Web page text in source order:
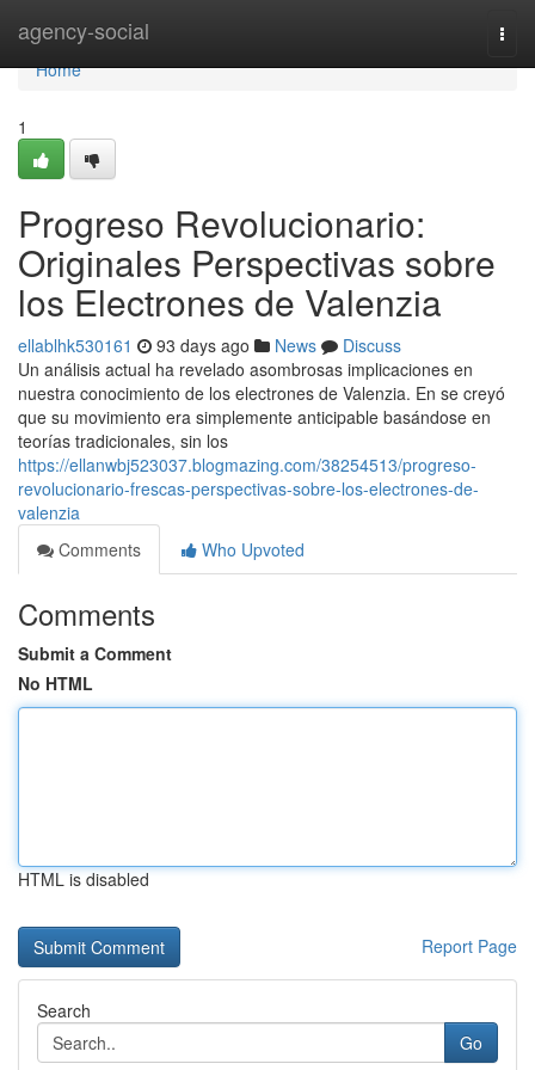
agency-social
Home
Home
1
Progreso Revolucionario:
Originales Perspectivas sobre
los Electrones de Valenzia
ellablhk530161 93 days ago News
Discuss
Un análisis actual ha revelado asombrosas implicaciones en
nuestra conocimiento de los electrones de Valenzia. En se creyó
que su movimiento era simplemente anticipable basándose en
teorías tradicionales, sin los
https://ellanwbj523037.blogmazing.com/38254513/progreso-
revolucionario-frescas-perspectivas-sobre-los-electrones-de-
valenzia
Comments
Who Upvoted
Comments
Submit a Comment
No HTML
HTML is disabled
Report Page
Search
Go